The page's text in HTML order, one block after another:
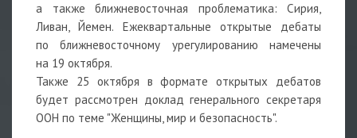
а также ближневосточная проблематика: Сирия,
Ливан, Йемен. Ежеквартальные открытые дебаты
по ближневосточному урегулированию намечены
на 19 октября.
Также 25 октября в формате открытых дебатов
будет рассмотрен доклад генерального секретаря
ООН по теме "Женщины, мир и безопасность".